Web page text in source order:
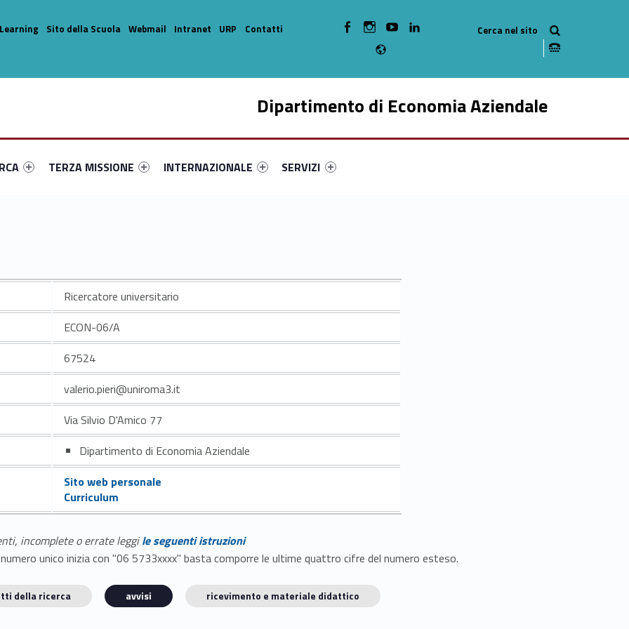
Dipartimento di Economia Aziendale
primary-76025-14
#link-menu-primary-74519-33
Link identifier #link-menu-primary-22227-44
TERZA MISSIONE
Link identifier #link-menu-primary-18460-49
INTERNAZIONALE
Link identifier #link-menu-primary-76962-59
SERVIZI
Sito della Scuola Webmail Intranet URP
Contatti
WebMan on Facebook
WebMan on Instagram
WebMan on Youtube
Ricercatore universitario
ECON-06/A
67524
valerio.pieri@uniroma3.it
Via Silvio D'Amico 77
Dipartimento di Economia Aziendale
Sito web personale
Curriculum
incomplete o errate leggile seguenti istruzioni
unico inizia con "06 5733xxxx" basta comporre le ultime quattro cifre del numero esteso.
della ricerca avvisi ricevimento e materiale didattico